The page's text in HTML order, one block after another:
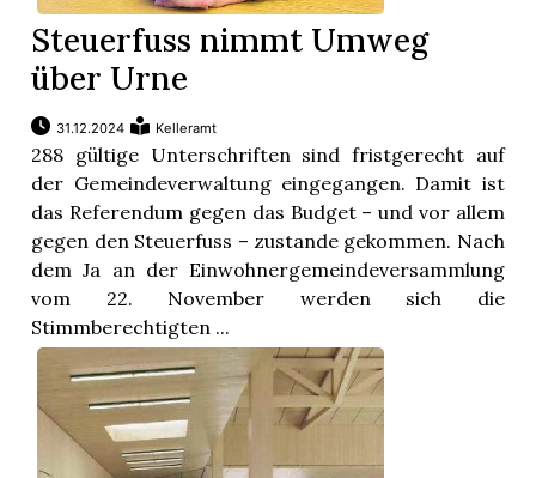
Steuerfuss nimmt Umweg
über Urne
31.12.2024 Kelleramt
288 gültige Unterschriften sind fristgerecht auf
der Gemeindeverwaltung eingegangen. Damit ist
das Referendum gegen das Budget – und vor allem
gegen den Steuerfuss – zustande gekommen. Nach
dem Ja an der Einwohnergemeindeversammlung
vom 22. November werden sich die
Stimmberechtigten ...